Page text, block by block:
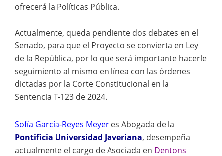
ofrecerá la Políticas Pública.
Actualmente, queda pendiente dos debates en el
Senado, para que el Proyecto se convierta en Ley
de la República, por lo que será importante hacerle
seguimiento al mismo en línea con las órdenes
dictadas por la Corte Constitucional en la
Sentencia T-123 de 2024.
Sofía García-Reyes Meyer es Abogada de la
Pontificia Universidad Javeriana, desempeña
actualmente el cargo de Asociada en Dentons